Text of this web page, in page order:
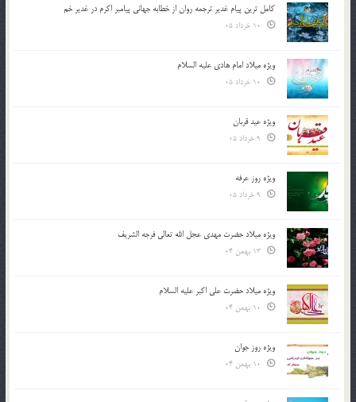
کامل ترین پیام غدیر ترجمه روان از خطابه جهانی پیامبر اکرم در غدیر خم
ویژه میلاد امام هادی علیه السلام
ویژه عید قربان
ویژه روز عرفه
ویژه میلاد حضرت مهدی عجل الله تعالی فرجه الشريف
ویژه میلاد حضرت علی اکبر علیه السلام
ویژه روز جوان